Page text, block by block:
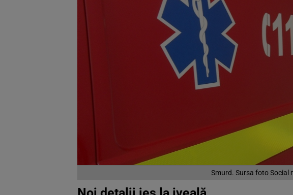
Smurd. Sursa foto Social